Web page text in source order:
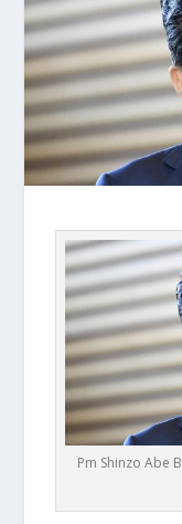
Pm Shinzo Abe